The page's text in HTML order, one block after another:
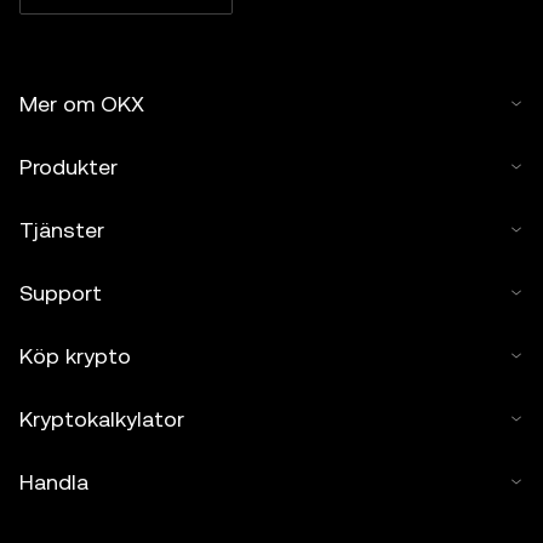
Mer om OKX
Produkter
Tjänster
Support
Köp krypto
Kryptokalkylator
Handla